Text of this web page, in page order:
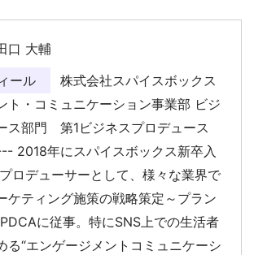
口 大輔
ール
株式会社スパイスボックス
ト・コミュニケーション事業部 ビジ
ス部門 第1ビジネスプロデュース
年にスパイスボックス新卒入
ロデューサーとして、様々な業界で
ケティング施策の戦略策定～プラン
に従事。特にSNS上での生活者
る“エンゲージメントコミュニケーシ